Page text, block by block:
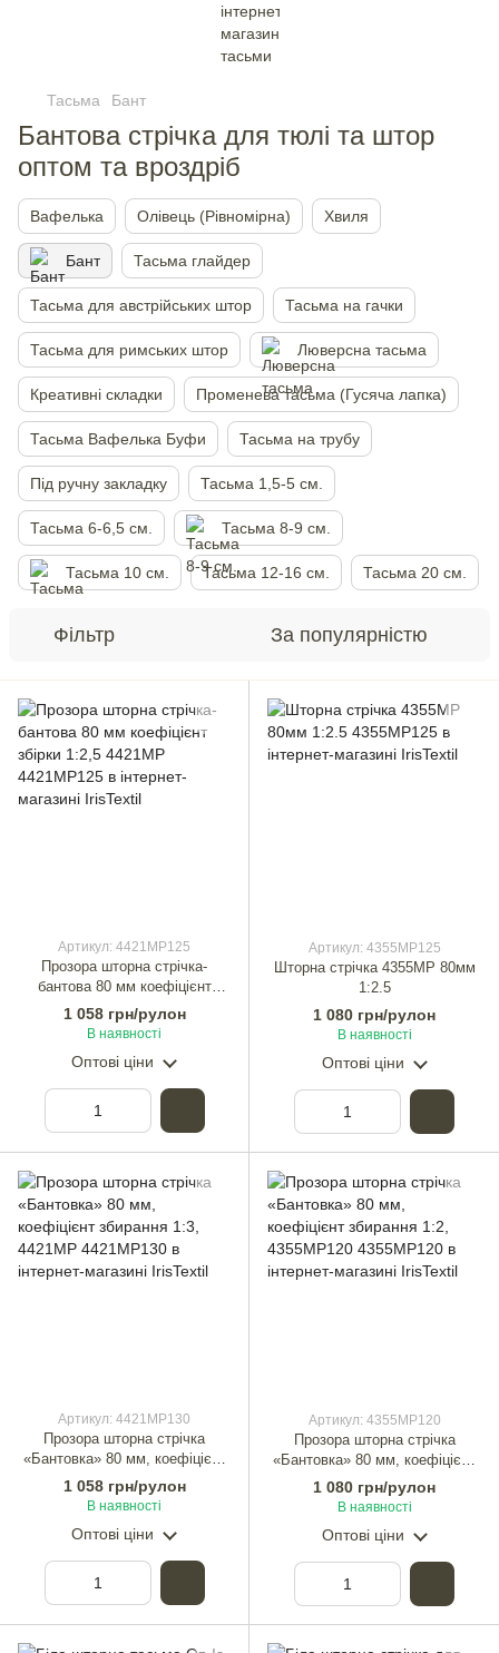
Тасьма Бант
Бантова стрічка для тюлі та штор
оптом та вроздріб
Вафелька Олівець (Рівномірна) Хвиля
Бант Тасьма глайдер
Тасьма для австрійських штор Тасьма на гачки
Тасьма для римських штор Люверсна тасьма
Креативні складки Променева тасьма (Гусяча лапка)
Тасьма Вафелька Буфи Тасьма на трубу
Під ручну закладку Тасьма 1,5-5 см.
Тасьма 6-6,5 см. Тасьма 8-9 см.
Тасьма 10 см. Тасьма 12-16 см. Тасьма 20 см.
Фільтр За популярністю
Артикул: 4421МР125
Прозора шторна стрічка-
бантова 80 мм коефіцієнт
збірки 1:2,5 4421MP
1 058 грн/рулон
В наявності
Оптові ціни
Артикул: 4355МР125
Шторна стрічка 4355MP 80мм
1:2.5
1 080 грн/рулон
В наявності
Оптові ціни
Артикул: 4421MP130
Прозора шторна стрічка
«Бантовка» 80 мм, коефіцієнт
збирання 1:3, 4421MP
1 058 грн/рулон
В наявності
Оптові ціни
Артикул: 4355MP120
Прозора шторна стрічка
«Бантовка» 80 мм, коефіцієнт
збирання 1:2, 4355MP120
1 080 грн/рулон
В наявності
Оптові ціни